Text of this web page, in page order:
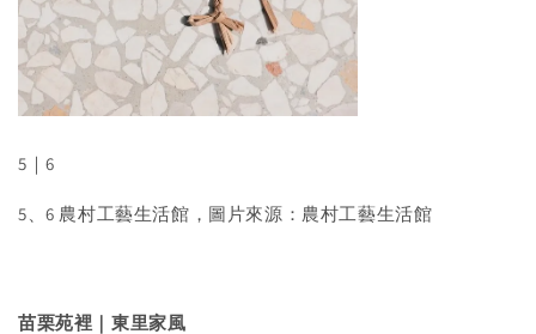
5｜6
5、6 農村工藝生活館，圖片來源：農村工藝生活館
苗栗苑裡｜東里家風